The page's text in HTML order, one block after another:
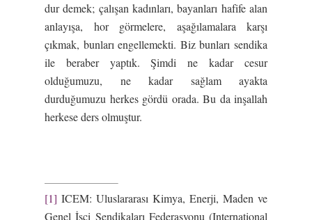
dur demek; çalışan kadınları, bayanları hafife alan
anlayışa, hor görmelere, aşağılamalara karşı
çıkmak, bunları engellemekti. Biz bunları sendika
ile beraber yaptık. Şimdi ne kadar cesur
olduğumuzu, ne kadar sağlam ayakta
durduğumuzu herkes gördü orada. Bu da inşallah
herkese ders olmuştur.
[1] ICEM: Uluslararası Kimya, Enerji, Maden ve
Genel İşçi Sendikaları Federasyonu (International